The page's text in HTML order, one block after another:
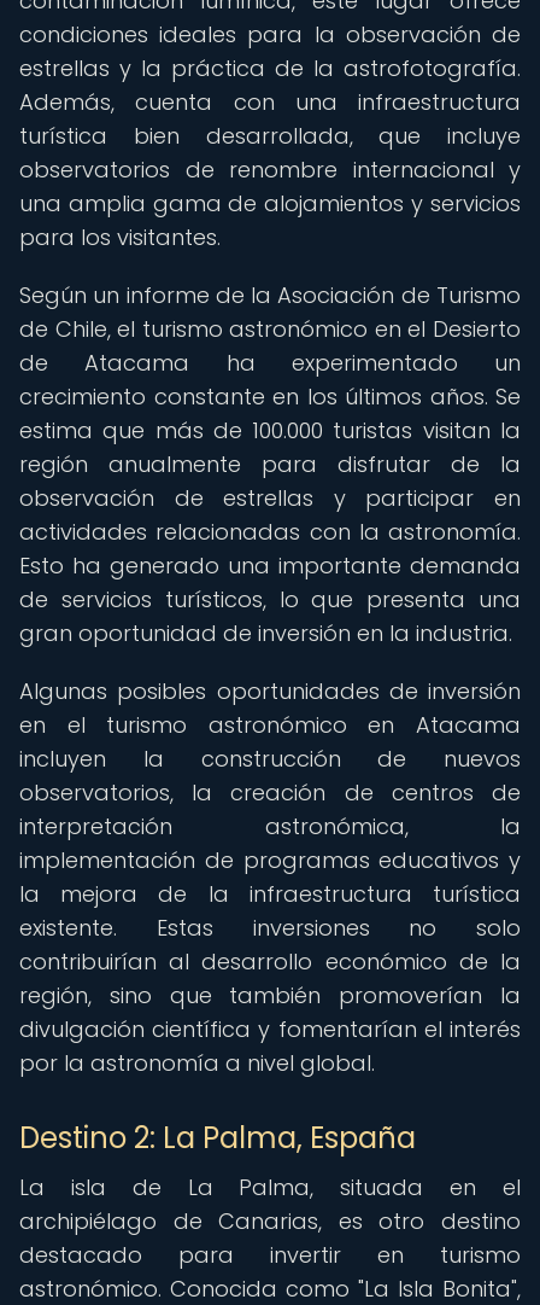
condiciones ideales para la observación de
estrellas y la práctica de la astrofotografía.
Además, cuenta con una infraestructura
turística bien desarrollada, que incluye
observatorios de renombre internacional y
una amplia gama de alojamientos y servicios
para los visitantes.
Según un informe de la Asociación de Turismo
de Chile, el turismo astronómico en el Desierto
de Atacama ha experimentado un
crecimiento constante en los últimos años. Se
estima que más de 100.000 turistas visitan la
región anualmente para disfrutar de la
observación de estrellas y participar en
actividades relacionadas con la astronomía.
Esto ha generado una importante demanda
de servicios turísticos, lo que presenta una
gran oportunidad de inversión en la industria.
Algunas posibles oportunidades de inversión
en el turismo astronómico en Atacama
incluyen la construcción de nuevos
observatorios, la creación de centros de
interpretación astronómica, la
implementación de programas educativos y
la mejora de la infraestructura turística
existente. Estas inversiones no solo
contribuirían al desarrollo económico de la
región, sino que también promoverían la
divulgación científica y fomentarían el interés
por la astronomía a nivel global.
Destino 2: La Palma, España
La isla de La Palma, situada en el
archipiélago de Canarias, es otro destino
destacado para invertir en turismo
astronómico. Conocida como "La Isla Bonita",